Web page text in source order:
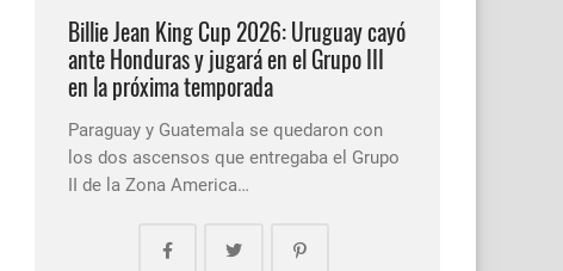
Billie Jean King Cup 2026: Uruguay cayó
ante Honduras y jugará en el Grupo III
en la próxima temporada
Paraguay y Guatemala se quedaron con
los dos ascensos que entregaba el Grupo
II de la Zona America…